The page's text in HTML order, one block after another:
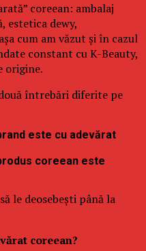
coreean: ambalaj
estetica dewy,
cum am văzut și în cazul
constant cu K-Beauty,
origine.
întrebări diferite pe
este cu adevărat
coreean este
le deosebești până la
coreean?